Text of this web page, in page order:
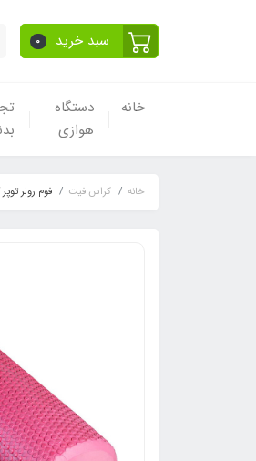
سبد خرید 0
خانه
دستگاه
هوازی
خانه کراس فیت فوم رولر توپر